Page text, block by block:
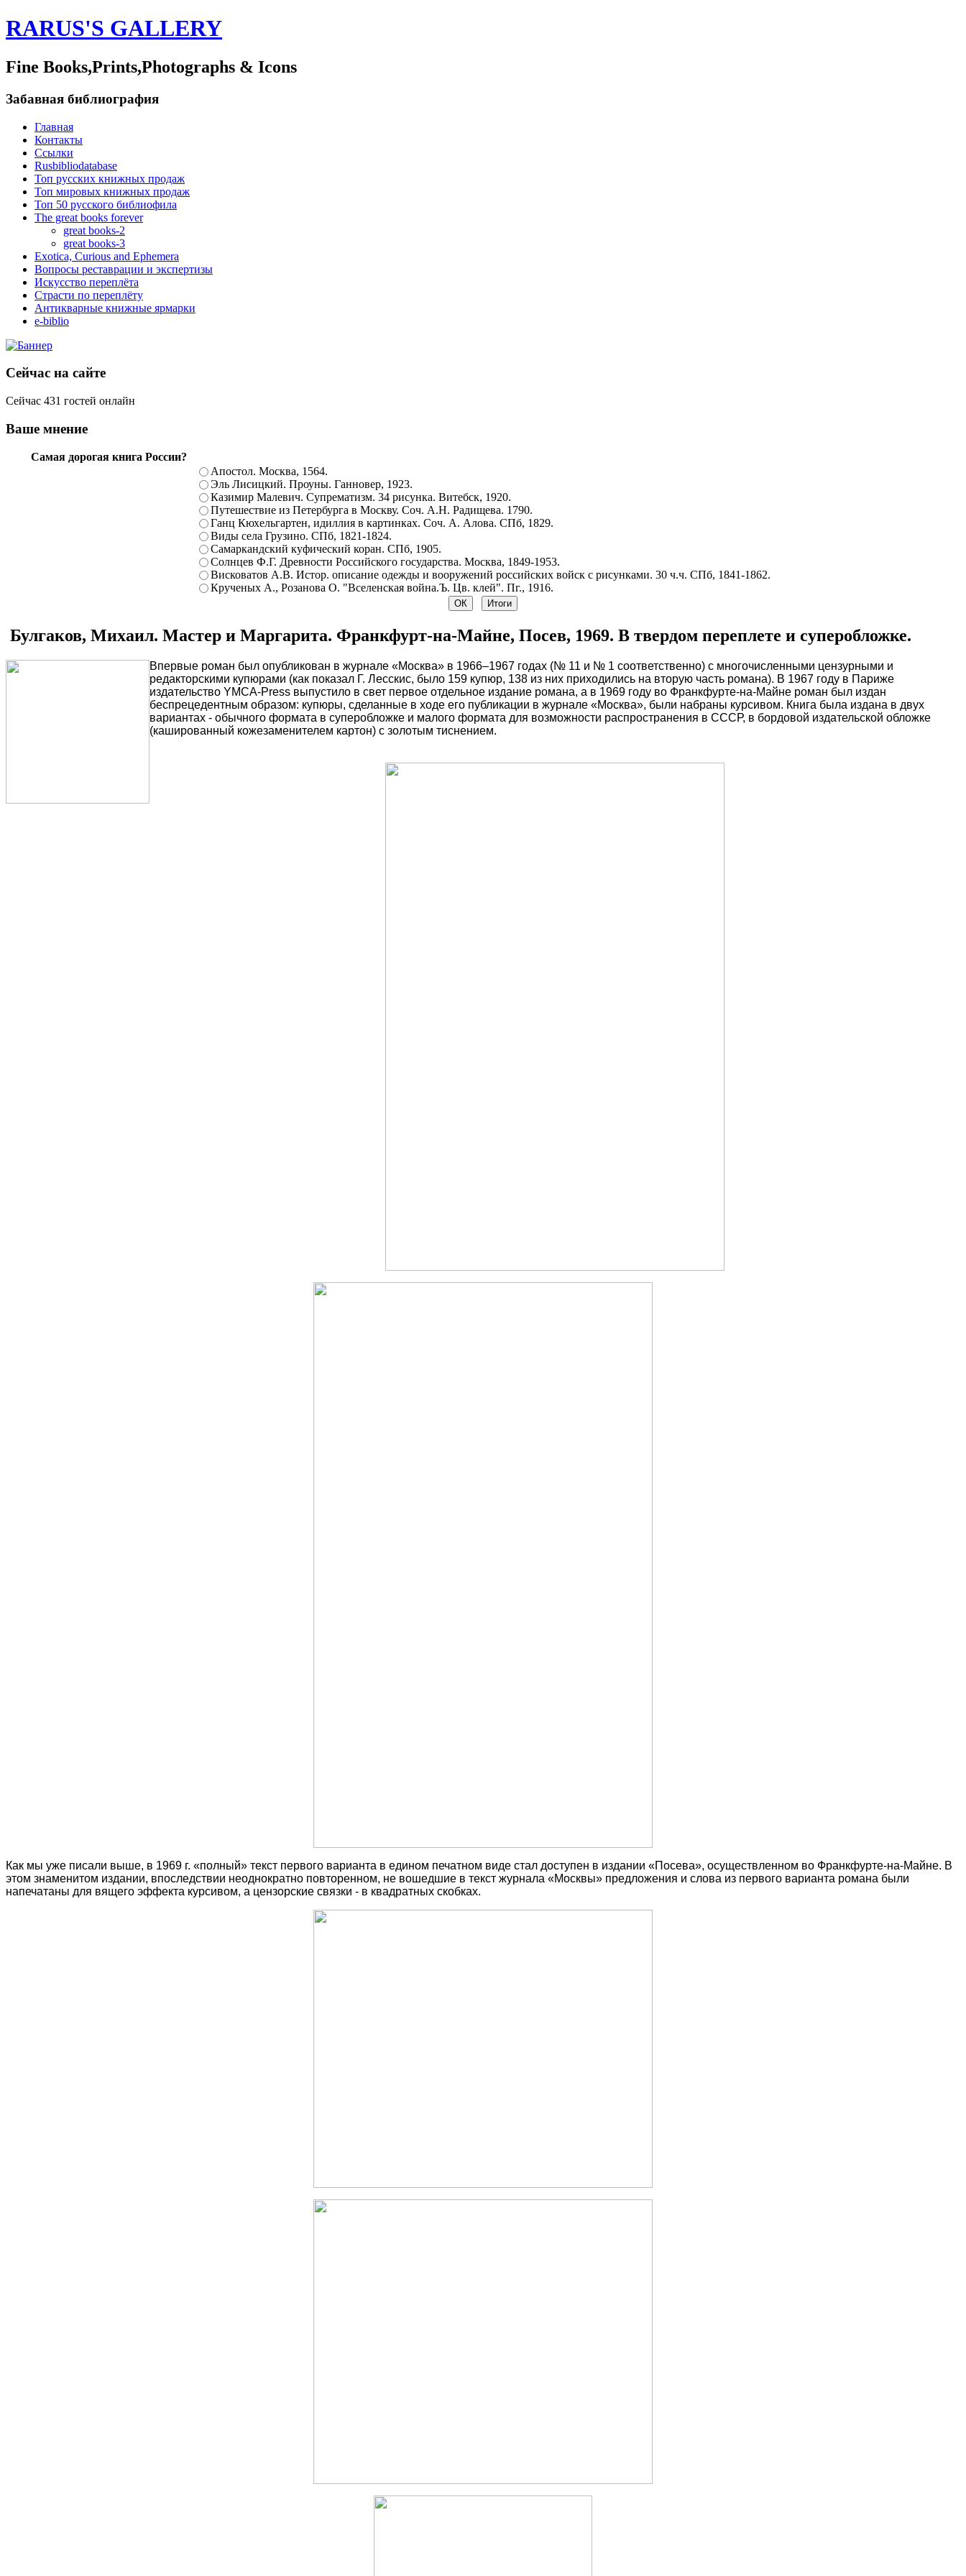
RARUS'S GALLERY
Fine Books,Prints,Photographs & Icons
Забавная библиография
Главная
Контакты
Ссылки
Rusbibliodatabase
Топ русских книжных продаж
Топ мировых книжных продаж
Топ 50 русского библиофила
The great books forever
great books-2
great books-3
Exotica, Curious and Ephemera
Вопросы реставрации и экспертизы
Искусство переплёта
Страсти по переплёту
Антикварные книжные ярмарки
e-biblio
Сейчас на сайте
Сейчас 431 гостей онлайн
Ваше мнение
Самая дорогая книга России?
Апостол. Москва, 1564.
Эль Лисицкий. Проуны. Ганновер, 1923.
Казимир Малевич. Супрематизм. 34 рисунка. Витебск, 1920.
Путешествие из Петербурга в Москву. Соч. А.Н. Радищева. 1790.
Ганц Кюхельгартен, идиллия в картинках. Соч. А. Алова. СПб, 1829.
Виды села Грузино. СПб, 1821-1824.
Самаркандский куфический коран. СПб, 1905.
Солнцев Ф.Г. Древности Российского государства. Москва, 1849-1953.
Висковатов А.В. Истор. описание одежды и вооружений российских войск с рисунками. 30 ч.ч. СПб, 1841-1862.
Крученых А., Розанова О. "Вселенская война.Ъ. Цв. клей". Пг., 1916.
Булгаков, Михаил. Мастер и Маргарита. Франкфурт-на-Майне, Посев, 1969. В твердом переплете и суперобложке.
Впервые роман был опубликован в журнале «Москва» в 1966–1967 годах (№ 11 и № 1 соответственно) с многочисленными цензурными и
редакторскими купюрами (как показал Г. Лесскис, было 159 купюр, 138 из них приходились на вторую часть романа). В 1967 году в Париже
издательство YMCA-Press выпустило в свет первое отдельное издание романа, а в 1969 году во Франкфурте-на-Майне роман был издан
беспрецедентным образом: купюры, сделанные в ходе его публикации в журнале «Москва», были набраны курсивом. Книга была издана в двух
вариантах - обычного формата в суперобложке и малого формата для возможности распространения в СССР, в бордовой издательской обложке
(кашированный кожезаменителем картон) с золотым тиснением.
Как мы уже писали выше, в 1969 г. «полный» текст первого варианта в едином печатном виде стал доступен в издании «Посева», осуществленном во Франкфурте-на-Майне. В
этом знаменитом издании, впоследствии неоднократно повторенном, не вошедшие в текст журнала «Москвы» предложения и слова из первого варианта романа были
напечатаны для вящего эффекта курсивом, а цензорские связки - в квадратных скобках.